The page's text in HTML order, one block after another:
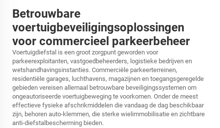
Betrouwbare
voertuigbeveiligingsoplossingen
voor commercieel parkeerbeheer
Voertuigdiefstal is een groot zorgpunt geworden voor
parkeerexploitanten, vastgoedbeheerders, logistieke bedrijven en
wetshandhavingsinstanties. Commerciële parkeerterreinen,
residentiële garages, luchthavens, magazijnen en toegangsgeregelde
gebieden vereisen allemaal betrouwbare beveiligingssystemen om
ongeautoriseerde voertuigbeweging te voorkomen. Onder de meest
effectieve fysieke afschrikmiddelen die vandaag de dag beschikbaar
zijn, behoren auto-klemmen, die sterke wielimmobilisatie en zichtbare
anti-diefstalbescherming bieden.